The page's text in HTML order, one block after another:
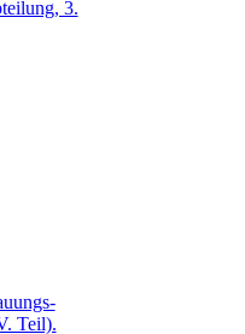
3.